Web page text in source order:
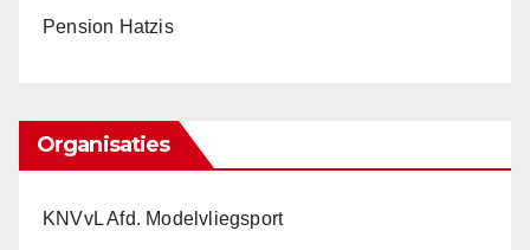
Pension Hatzis
Organisaties
KNVvL Afd. Modelvliegsport